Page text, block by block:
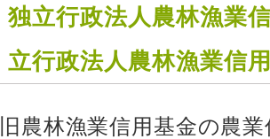
独立行政法人農林漁業
立行政法人農林漁業信
旧農林漁業信用基金の農